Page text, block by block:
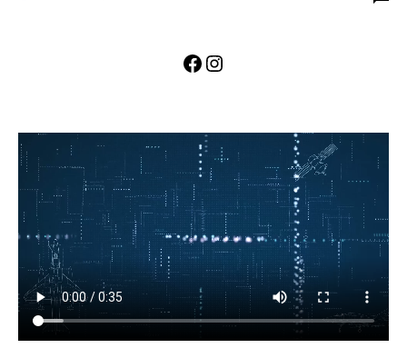
Facebook
Instagram